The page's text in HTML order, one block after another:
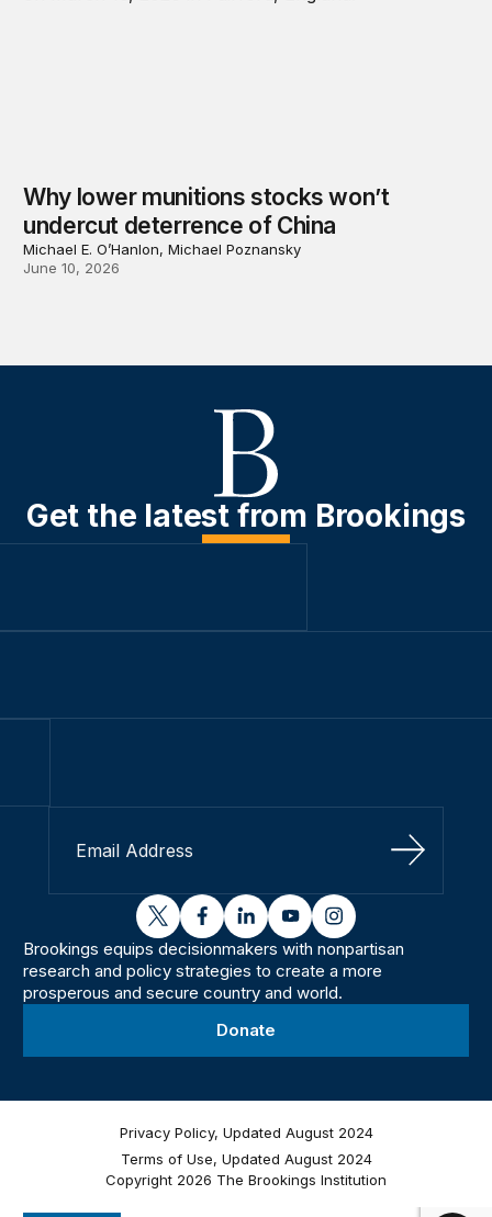
Why lower munitions stocks won’t
undercut deterrence of China
Michael E. O’Hanlon, Michael Poznansky
June 10, 2026
Get the latest from Brookings
Sign Up
twitterfacebooklinkedinyoutubeinstagram
Brookings equips decisionmakers with nonpartisan
research and policy strategies to create a more
prosperous and secure country and world.
Donate
Privacy Policy, Updated August 2024
Terms of Use, Updated August 2024
Copyright 2026 The Brookings Institution